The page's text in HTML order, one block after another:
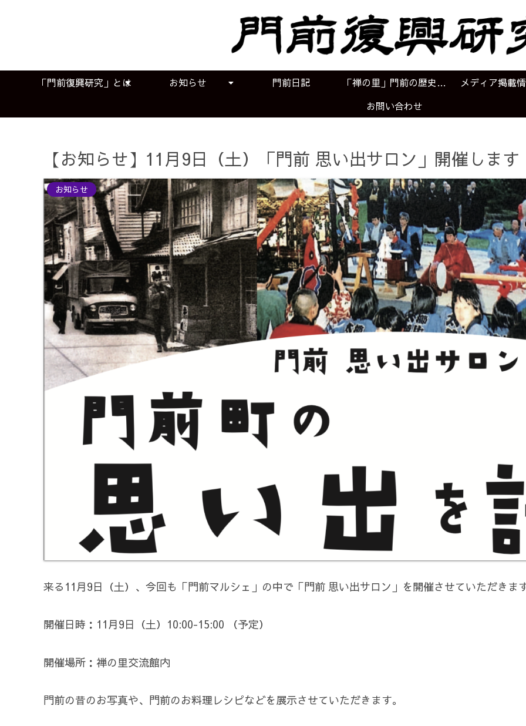
「門前復興研究」とは お知らせ 門前日記 「禅の里」門前の歴史年表
メディア掲載
お問い合わせ
【お知らせ】11月9日（土）「門前 思い出サロン」開催します
お知らせ
来る11月9日（土）、今回も「門前マルシェ」の中で「門前 思い出サロン」を開催させていただきま
開催日時：11月9日（土）10:00-15:00 （予定）
開催場所：禅の里交流館内
門前の昔のお写真や、門前のお料理レシピなどを展示させていただきます。